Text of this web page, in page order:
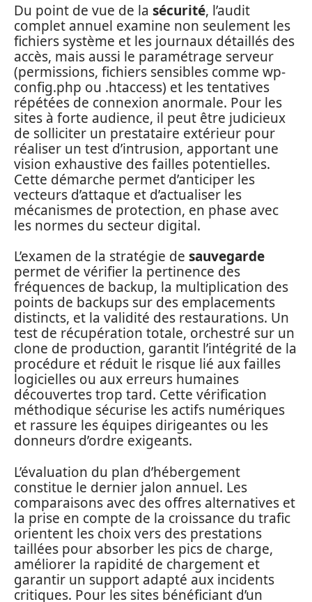
Du point de vue de la sécurité, l’audit
complet annuel examine non seulement les
fichiers système et les journaux détaillés des
accès, mais aussi le paramétrage serveur
(permissions, fichiers sensibles comme wp-
config.php ou .htaccess) et les tentatives
répétées de connexion anormale. Pour les
sites à forte audience, il peut être judicieux
de solliciter un prestataire extérieur pour
réaliser un test d’intrusion, apportant une
vision exhaustive des failles potentielles.
Cette démarche permet d’anticiper les
vecteurs d’attaque et d’actualiser les
mécanismes de protection, en phase avec
les normes du secteur digital.
L’examen de la stratégie de sauvegarde
permet de vérifier la pertinence des
fréquences de backup, la multiplication des
points de backups sur des emplacements
distincts, et la validité des restaurations. Un
test de récupération totale, orchestré sur un
clone de production, garantit l’intégrité de la
procédure et réduit le risque lié aux failles
logicielles ou aux erreurs humaines
découvertes trop tard. Cette vérification
méthodique sécurise les actifs numériques
et rassure les équipes dirigeantes ou les
donneurs d’ordre exigeants.
L’évaluation du plan d’hébergement
constitue le dernier jalon annuel. Les
comparaisons avec des offres alternatives et
la prise en compte de la croissance du trafic
orientent les choix vers des prestations
taillées pour absorber les pics de charge,
améliorer la rapidité de chargement et
garantir un support adapté aux incidents
critiques. Pour les sites bénéficiant d’un